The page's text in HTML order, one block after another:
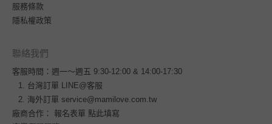
服務條款
隱私權政策
聯絡我們
客服時間：週一～週五 9:30-12:00 & 14:00-17:30
台灣訂單
LINE@客服
海外訂單 service@mamilove.com.tw
廠商合作： 報名表單 點此填寫